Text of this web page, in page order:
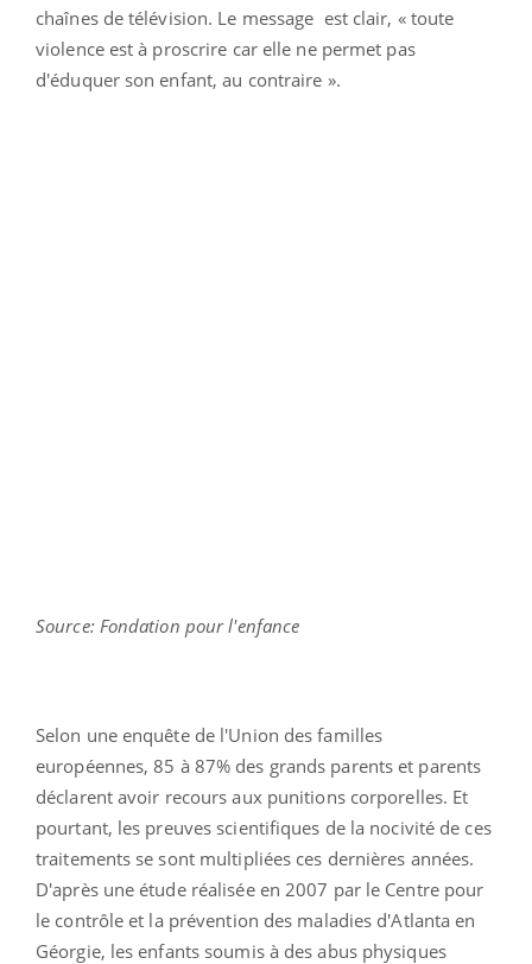
chaînes de télévision. Le message est clair, « toute
violence est à proscrire car elle ne permet pas
d'éduquer son enfant, au contraire ».
Source: Fondation pour l'enfance
Selon une enquête de l'Union des familles
européennes, 85 à 87% des grands parents et parents
déclarent avoir recours aux punitions corporelles. Et
pourtant, les preuves scientifiques de la nocivité de ces
traitements se sont multipliées ces dernières années.
D'après une étude réalisée en 2007 par le Centre pour
le contrôle et la prévention des maladies d'Atlanta en
Géorgie, les enfants soumis à des abus physiques